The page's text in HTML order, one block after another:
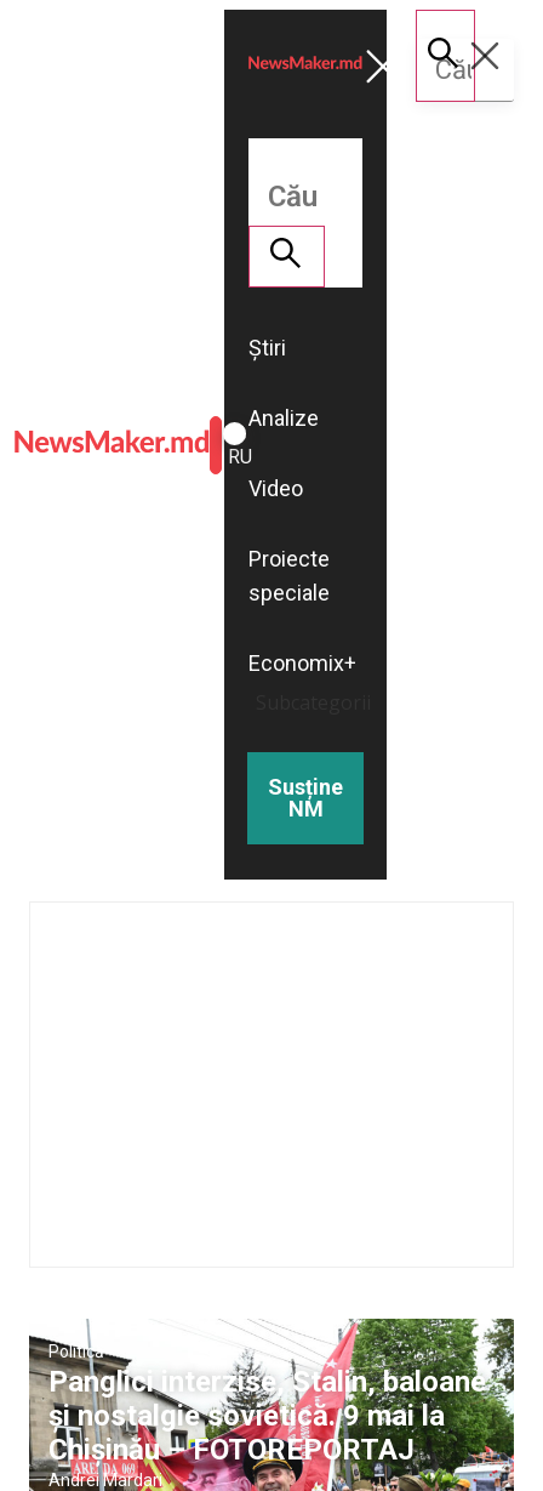
ROMÂNĂ
RU
Știri
Analize
Video
Proiecte
speciale
Economix+
Susține
NM
Politică
Panglici interzise, Stalin, baloane
și nostalgie sovietică. 9 mai la
Chișinău – FOTOREPORTAJ
Andrei Mardari